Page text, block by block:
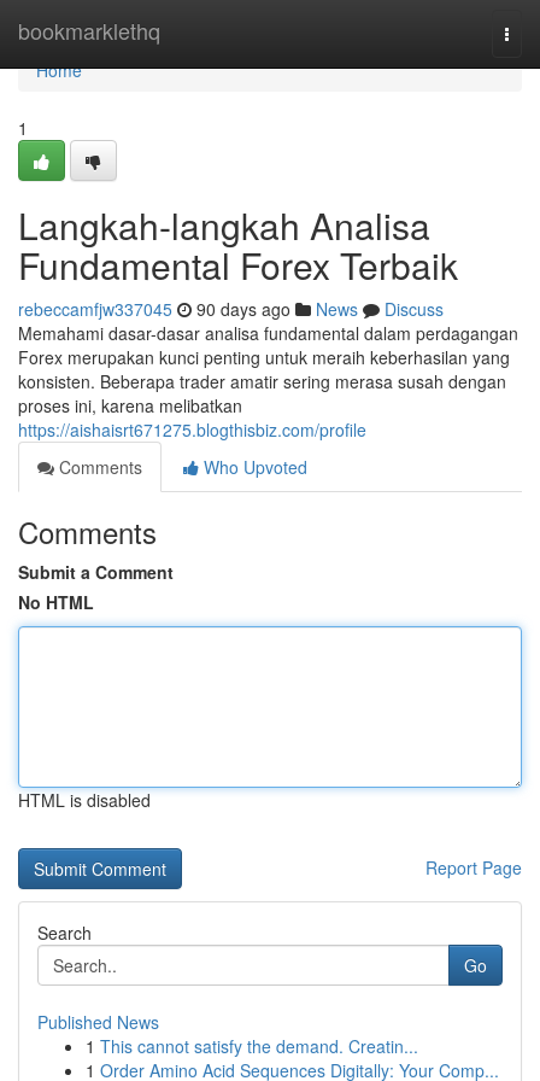
bookmarklethq
Home
Home
1
Langkah-langkah Analisa
Fundamental Forex Terbaik
rebeccamfjw337045 90 days ago News
Discuss
Memahami dasar-dasar analisa fundamental dalam perdagangan
Forex merupakan kunci penting untuk meraih keberhasilan yang
konsisten. Beberapa trader amatir sering merasa susah dengan
proses ini, karena melibatkan
https://aishaisrt671275.blogthisbiz.com/profile
Comments
Who Upvoted
Comments
Submit a Comment
No HTML
HTML is disabled
Report Page
Search
Go
Published News
1 This cannot satisfy the demand. Creatin...
1 Order Amino Acid Sequences Digitally: Your Comp...